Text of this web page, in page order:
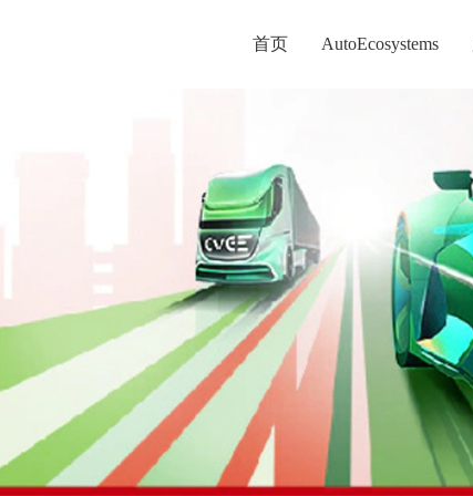
首页 AutoEcosystems